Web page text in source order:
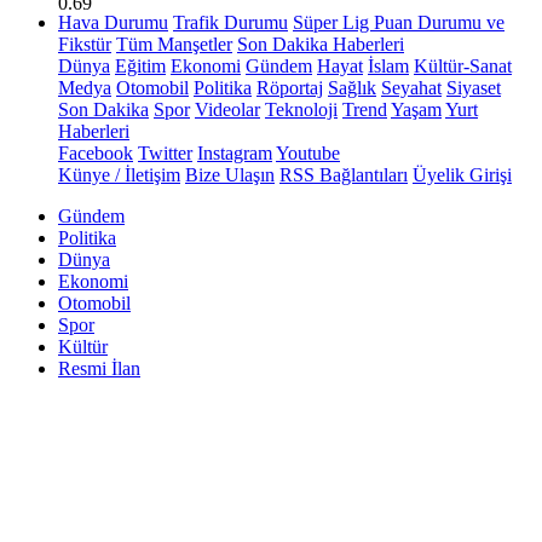
Hava Durumu Trafik Durumu Süper Lig Puan Durumu ve
Fikstür Tüm Manşetler Son Dakika Haberleri
Dünya Eğitim Ekonomi Gündem Hayat İslam Kültür-Sanat
Medya Otomobil Politika Röportaj Sağlık Seyahat Siyaset
Son Dakika Spor Videolar Teknoloji Trend YaşamYurt
Haberleri
Facebook Twitter InstagramYoutube
Künye / İletişim Bize Ulaşın RSS Bağlantıları Üyelik Girişi
Gündem
Politika
Dünya
Ekonomi
Otomobil
Spor
Kültür
Resmi İlan